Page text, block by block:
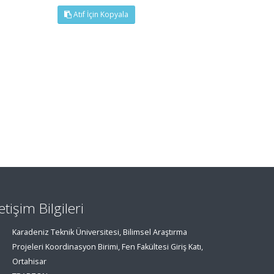
Atıf İçin Kopyala
Bilgileri
Karadeniz Teknik Üniversitesi, Bilimsel Araştırma
Projeleri Koordinasyon Birimi, Fen Fakültesi Giriş Katı,
Ortahisar